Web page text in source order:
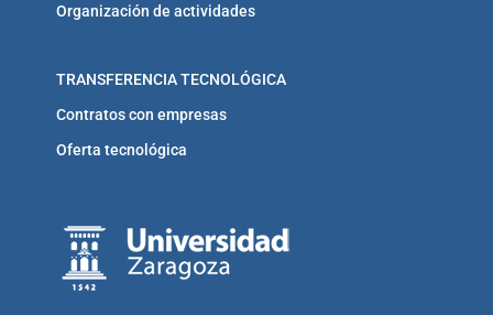
Organización de actividades
TRANSFERENCIA TECNOLÓGICA
Contratos con empresas
Oferta tecnológica